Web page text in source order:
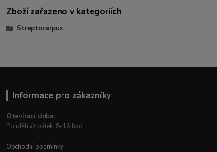
Zboží zařazeno v kategoriích
Streptocarpus
Informace pro zákazníky
Otevírací doba:
Pondělí až pátek: 8-16 hod.
Obchodní podmínky